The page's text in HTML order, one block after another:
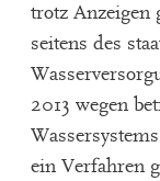
trotz Anzeigen
seitens des
2013 wegen
ein Verfahren